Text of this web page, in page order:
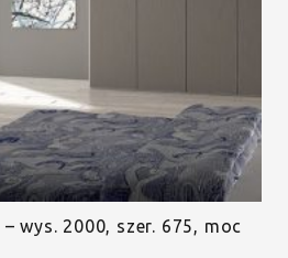
wys. 2000, szer. 675, moc